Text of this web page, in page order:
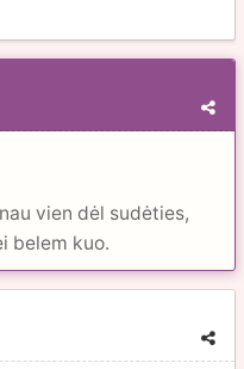
vien dėl sudėties,
belem kuo.